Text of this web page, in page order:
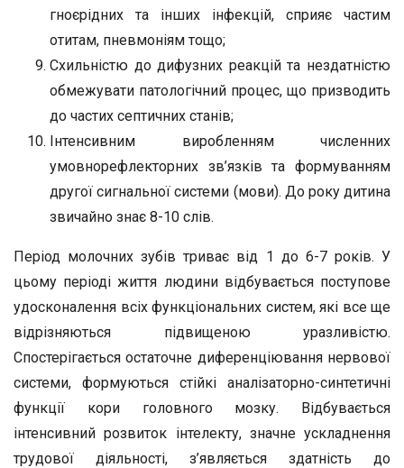
гноєрідних та інших інфекцій, сприяє частим
отитам, пневмоніям тощо;
Схильністю до дифузних реакцій та нездатністю
обмежувати патологічний процес, що призводить
до частих септичних станів;
Інтенсивним виробленням численних
умовнорефлекторних зв’язків та формуванням
другої сигнальної системи (мови). До року дитина
звичайно знає 8-10 слів.
Період молочних зубів триває від 1 до 6-7 років. У
цьому періоді життя людини відбувається поступове
удосконалення всіх функціональних систем, які все ще
відрізняються підвищеною уразливістю.
Спостерігається остаточне диференціювання нервової
системи, формуються стійкі аналізаторно-синтетичні
функції кори головного мозку. Відбувається
інтенсивний розвиток інтелекту, значне ускладнення
трудової діяльності, з’являється здатність до